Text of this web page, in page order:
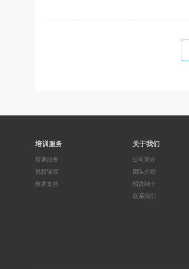
培训服务
培训服务
视频链接
技术支持
关于我们
公司简介
团队介绍
招贤纳士
联系我们